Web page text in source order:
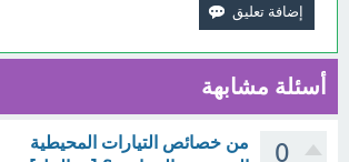
أسئلة مشابهة
0
من خصائص التيارات المحيطية